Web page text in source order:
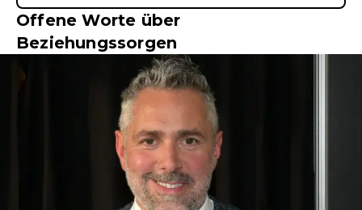
Offene Worte über
Beziehungssorgen